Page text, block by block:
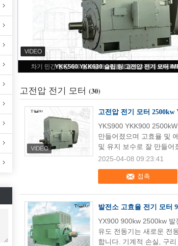
고전압 전기 모터 2500kw YKS 900 YKK
고전압 전기 모터 (30)
고전압 전기 모터 2500kw
접촉
YKS900 YKK900
만들어졌으며 고효율 및
및 유지 보수로 잘 만들어
2025-04-08 09:23:41
발전소 고효율 전기 모터
YX900 900kw 2500kw 발
유도 전동기는 새로운 전
합니다. 기계적 손실, 구